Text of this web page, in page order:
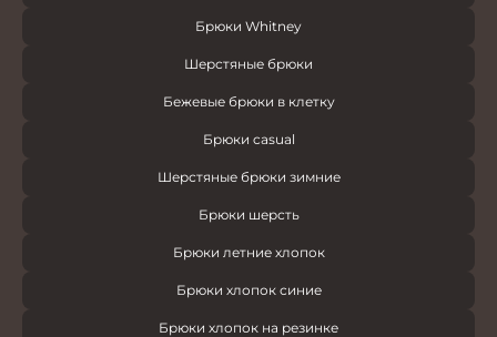
Брюки Whitney
Шерстяные брюки
Бежевые брюки в клетку
Брюки casual
Шерстяные брюки зимние
Брюки шерсть
Брюки летние хлопок
Брюки хлопок синие
Брюки хлопок на резинке